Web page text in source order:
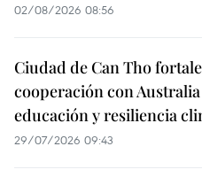
02/08/2026 08:56
Ciudad de Can Tho
cooperación con
educación y resiliencia
29/07/2026 09:43